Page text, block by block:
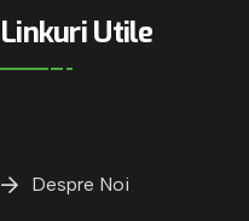
Linkuri Utile
Despre Noi